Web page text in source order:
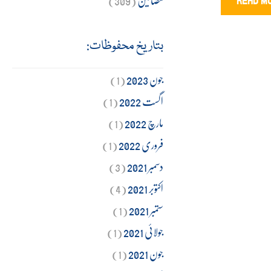
بتاریخ محفوظات:
جون 2023
(1)
اگست 2022
(1)
مارچ 2022
(1)
فروری 2022
(1)
دسمبر 2021
(3)
اکتوبر 2021
(4)
ستمبر 2021
(1)
جولائی 2021
(1)
جون 2021
(1)